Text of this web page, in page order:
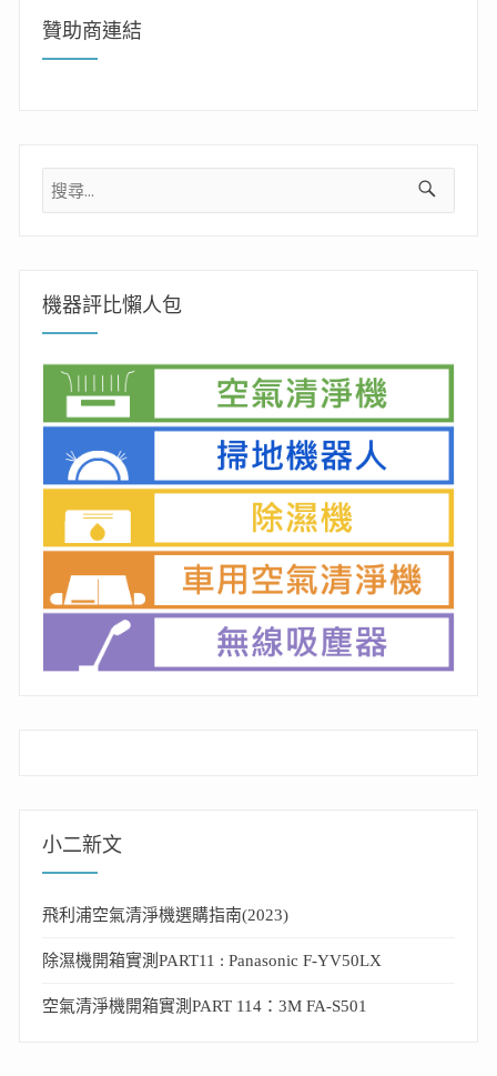
贊助商連結
搜
機器評比懶人包
小二新文
飛利浦空氣清淨機選購指南(2023)
除濕機開箱實測PART11 : Panasonic F-YV50LX
空氣清淨機開箱實測PART 114：3M FA-S501